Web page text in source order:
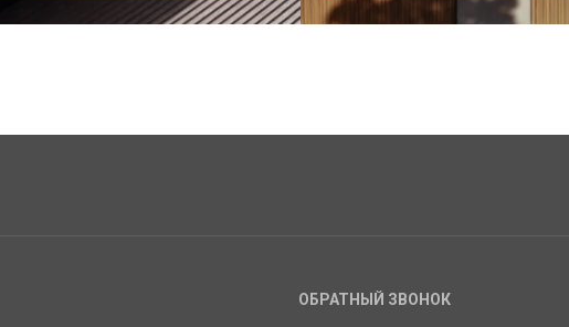
ОБРАТНЫЙ ЗВОНОК